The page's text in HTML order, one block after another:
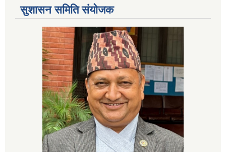
सुशासन समिति संयोजक